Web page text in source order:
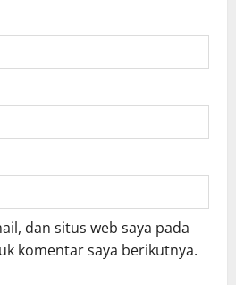
dan situs web saya pada
komentar saya berikutnya.